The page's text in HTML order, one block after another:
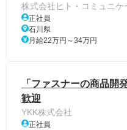
株式会社ヒト・コミュニケ
正社員
石川県
月給22万円～34万円
「ファスナーの商品開
歓迎
YKK株式会社
正社員